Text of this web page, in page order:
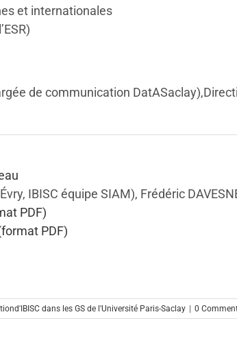
et internationales
de communication
IBISC équipe SIAM), Frédéric
PDF)
PDF)
dans les GS de l'Université Paris-Saclay | 0